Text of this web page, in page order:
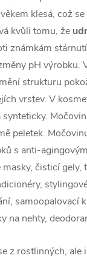
klesá, což
kvůli tomu, že
známkám
pH výrobku.
strukturu
vrstev. V
peletek.
s anti-
čisticí
samoopalovací
na nehty,
z rostlinných, ale